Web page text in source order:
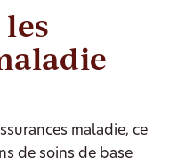
maladie, ce
de soins de base